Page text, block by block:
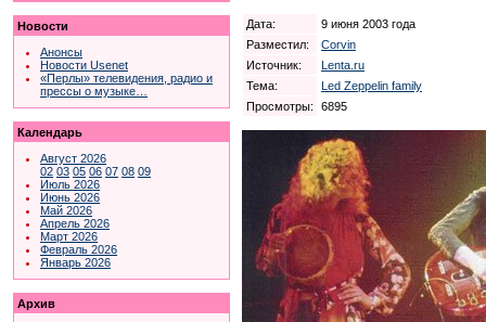
Новости
Анонсы
Новости Usenet
«Перлы» телевидения, радио и
прессы о музыке…
Календарь
Август 2026
02 03 05 06 07 08 09
Июль 2026
Июнь 2026
Май 2026
Апрель 2026
Март 2026
Февраль 2026
Январь 2026
Архив
Дата:
9 июня 2003 года
Разместил:
Corvin
Источник:
Lenta.ru
Тема:
Led Zeppelin family
Просмотры:
6895